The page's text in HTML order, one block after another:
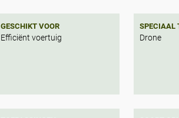
GESCHIKT VOOR
Efficiënt voertuig
SPECIAAL
Drone